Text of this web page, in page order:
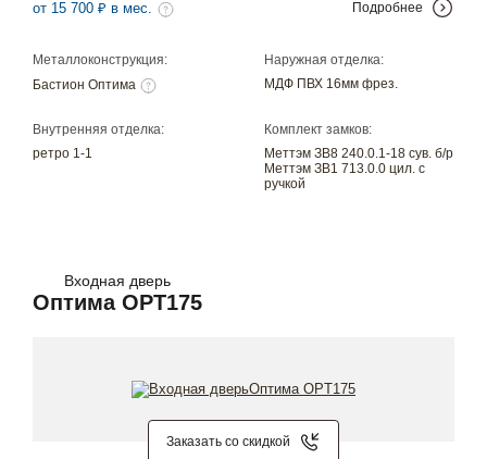
Металлоконструкция:
Бастион Оптима
Наружная отделка:
МДФ ПВХ 16мм фрез.
Внутренняя отделка:
ретро 1-1
Комплект замков:
Меттэм ЗВ8 240.0.1-18 сув. б/р
Меттэм ЗВ1 713.0.0 цил. с
ручкой
от 15 700 ₽ в мес. Подробнее
Входная дверь
Оптима OPT175
Заказать со скидкой